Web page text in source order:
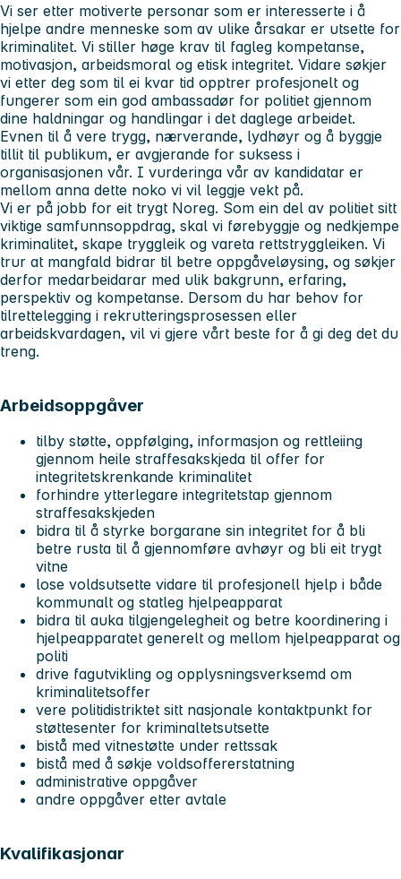
Vi ser etter motiverte personar som er interesserte i å
hjelpe andre menneske som av ulike årsakar er utsette for
kriminalitet. Vi stiller høge krav til fagleg kompetanse,
motivasjon, arbeidsmoral og etisk integritet. Vidare søkjer
vi etter deg som til ei kvar tid opptrer profesjonelt og
fungerer som ein god ambassadør for politiet gjennom
dine haldningar og handlingar i det daglege arbeidet.
Evnen til å vere trygg, nærverande, lydhøyr og å byggje
tillit til publikum, er avgjerande for suksess i
organisasjonen vår. I vurderinga vår av kandidatar er
mellom anna dette noko vi vil leggje vekt på.
Vi er på jobb for eit trygt Noreg. Som ein del av politiet sitt
viktige samfunnsoppdrag, skal vi førebyggje og nedkjempe
kriminalitet, skape tryggleik og vareta rettstryggleiken. Vi
trur at mangfald bidrar til betre oppgåveløysing, og søkjer
derfor medarbeidarar med ulik bakgrunn, erfaring,
perspektiv og kompetanse. Dersom du har behov for
tilrettelegging i rekrutteringsprosessen eller
arbeidskvardagen, vil vi gjere vårt beste for å gi deg det du
treng.
Arbeidsoppgåver
tilby støtte, oppfølging, informasjon og rettleiing
gjennom heile straffesakskjeda til offer for
integritetskrenkande kriminalitet
forhindre ytterlegare integritetstap gjennom
straffesakskjeden
bidra til å styrke borgarane sin integritet for å bli
betre rusta til å gjennomføre avhøyr og bli eit trygt
vitne
lose voldsutsette vidare til profesjonell hjelp i både
kommunalt og statleg hjelpeapparat
bidra til auka tilgjengelegheit og betre koordinering i
hjelpeapparatet generelt og mellom hjelpeapparat og
politi
drive fagutvikling og opplysningsverksemd om
kriminalitetsoffer
vere politidistriktet sitt nasjonale kontaktpunkt for
støttesenter for kriminaltetsutsette
bistå med vitnestøtte under rettssak
bistå med å søkje voldsoffererstatning
administrative oppgåver
andre oppgåver etter avtale
Kvalifikasjonar